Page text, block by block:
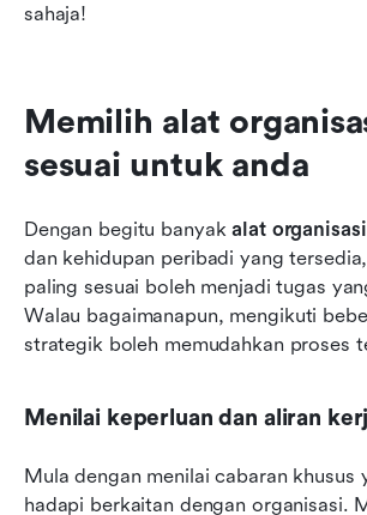
sahaja!
Memilih alat
sesuai untuk anda
Dengan begitu banyak alat
dan kehidupan peribadi yang
paling sesuai boleh menjadi tugas
Walau bagaimanapun, mengikuti
strategik boleh memudahkan proses
Menilai keperluan dan aliran
Mula dengan menilai cabaran khusus
hadapi berkaitan dengan organisasi.